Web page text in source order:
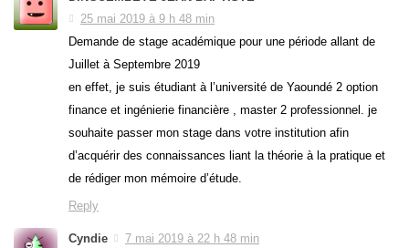
25 mai 2019 à 9 h 48 min
Demande de stage académique pour une période allant de
Juillet à Septembre 2019
en effet, je suis étudiant à l’université de Yaoundé 2 option
finance et ingénierie financière , master 2 professionnel. je
souhaite passer mon stage dans votre institution afin
d’acquérir des connaissances liant la théorie à la pratique et
de rédiger mon mémoire d’étude.
Reply
Cyndie
7 mai 2019 à 22 h 48 min